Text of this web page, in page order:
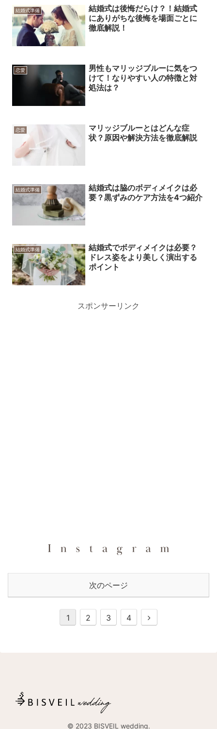
結婚式準備
結婚式は後悔だらけ？！結婚式
にありがちな後悔を場面ごとに
徹底解説！
恋愛
男性もマリッジブルーに気をつ
けて！なりやすい人の特徴と対
処法は？
恋愛
マリッジブルーとはどんな症
状？原因や解決方法を徹底解説
結婚式準備
結婚式は脇のボディメイクは必
要？黒ずみのケア方法を4つ紹介
結婚式準備
結婚式でボディメイクは必要？
ドレス姿をより美しく演出する
ポイント
スポンサーリンク
次のページ
1 2 3 4
次
© 2023 BISVEIL wedding.